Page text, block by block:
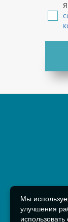
Мы
улучшения